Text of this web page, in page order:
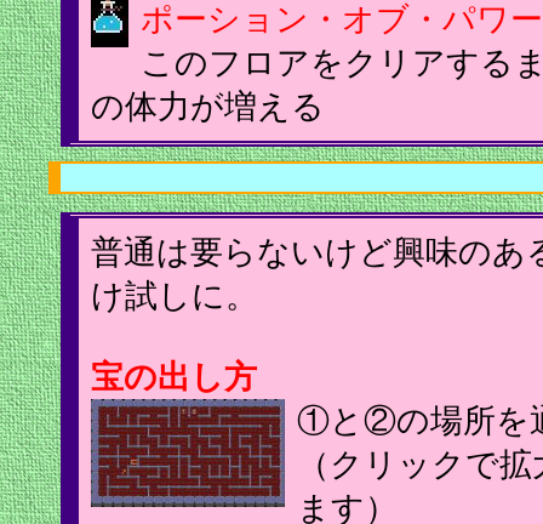
ポーション・オブ・パワー
このフロアをクリアする
の体力が増える
普通は要らないけど興味のあ
け試しに。
宝の出し方
①と②の場所を
（クリックで
ます）